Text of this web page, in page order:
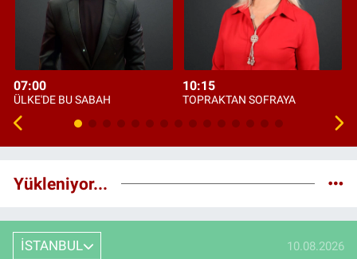
07:00
ÜLKE'DE BU SABAH
10:15
TOPRAKTAN SOFRAYA
Yükleniyor...
İSTANBUL 10.08.2026